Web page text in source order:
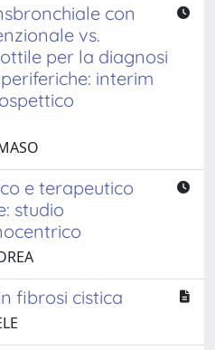
con
vs.
per la diagnosi
interim
e terapeutico
studio
fibrosi cistica